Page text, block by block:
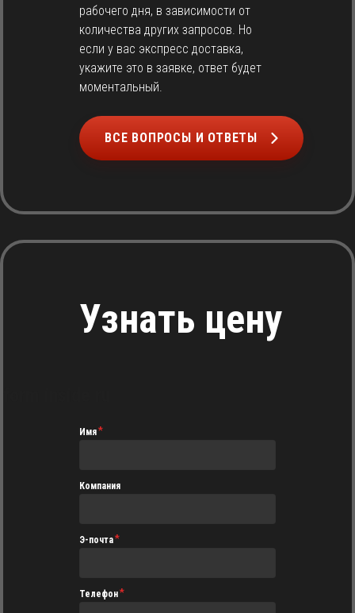
рабочего дня, в зависимости от
количества других запросов. Но
если у вас экспресс доставка,
укажите это в заявке, ответ будет
моментальный.
ВСЕ ВОПРОСЫ И ОТВЕТЫ
Узнать цену
Имя
Компания
Э-почта
Телефон